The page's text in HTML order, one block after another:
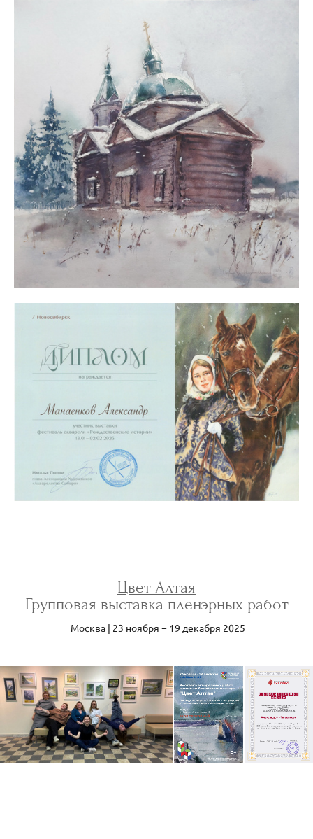
Цвет Алтая
Групповая выставка пленэрных работ
Москва | 23 ноября − 19 декабря 2025